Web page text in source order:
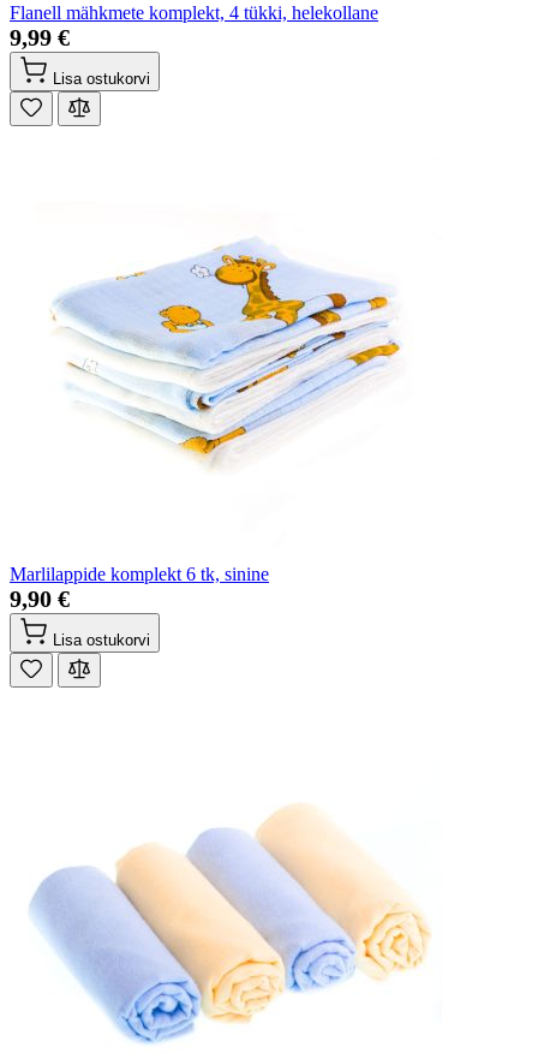
Flanell mähkmete komplekt, 4 tükki, helekollane
9,99 €
Lisa ostukorvi
Marlilappide komplekt 6 tk, sinine
9,90 €
Lisa ostukorvi